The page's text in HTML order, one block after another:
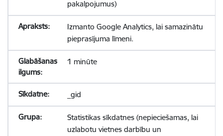
pakalpojumus)
Izmanto Google Analytics, lai samazinātu
pieprasījuma līmeni.
1 minūte
_gid
Statistikas sīkdatnes (nepieciešamas, lai
uzlabotu vietnes darbību un